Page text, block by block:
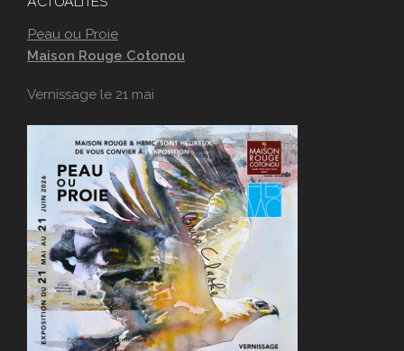
Peau ou Proie
Maison Rouge Cotonou
Vernissage le 21 mai